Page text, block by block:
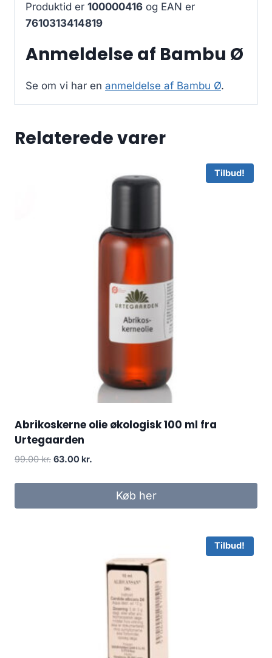
Produktid er 100000416 og EAN er
7610313414819
Anmeldelse af Bambu Ø
Se om vi har en anmeldelse af Bambu Ø.
Relaterede varer
Tilbud!
Abrikoskerne olie økologisk 100 ml fra
Urtegaarden
99.00kr. Den
pris
63.00 kr.
pris
Køb her
Tilbud!